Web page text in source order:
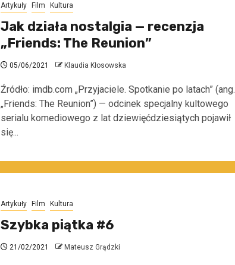
Artykuły Film Kultura
Jak działa nostalgia — recenzja
„Friends: The Reunion”
05/06/2021 Klaudia Kłosowska
Źródło: imdb.com „Przyjaciele. Spotkanie po latach” (ang.
„Friends: The Reunion”) — odcinek specjalny kultowego
serialu komediowego z lat dziewięćdziesiątych pojawił
się...
Artykuły Film Kultura
Szybka piątka #6
21/02/2021 Mateusz Grądzki